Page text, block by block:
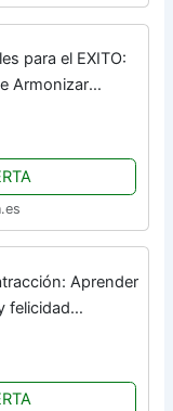
para el EXITO:
Armonizar
las Leyes ... y...
Aprender
felicidad